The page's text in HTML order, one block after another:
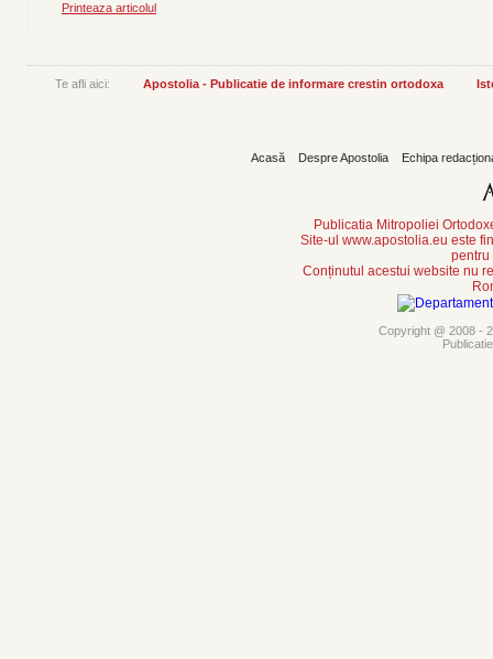
Printeaza articolul
Te afli aici: Apostolia - Publicatie de informare crestin ortodoxa
Acasă Despre Apostolia Echipa
Publicatia Mitropoliei
Site-ul www.apostolia.eu este
pentru
Conținutul acestui website nu
Copyright @ 2008 -